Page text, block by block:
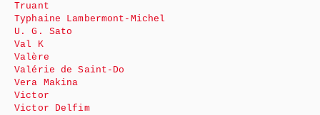
Truant
Typhaine Lambermont-Michel
U. G. Sato
Val K
Valère
Valérie de Saint-Do
Vera Makina
Victor
Victor Delfim